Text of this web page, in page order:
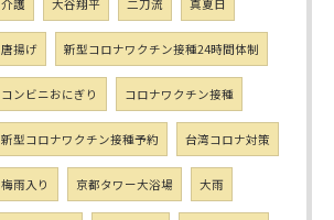
介護 大谷翔平 二刀流 真夏日
唐揚げ 新型コロナワクチン接種24時間体制
コンビニおにぎり コロナワクチン接種
新型コロナワクチン接種予約 台湾コロナ対策
梅雨入り 京都タワー大浴場 大雨